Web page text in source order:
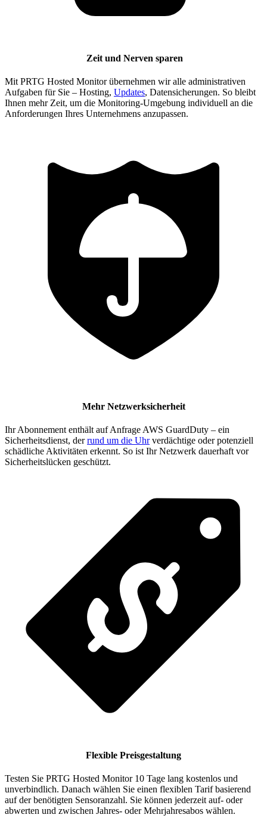
Zeit und Nerven sparen
Mit PRTG Hosted Monitor übernehmen wir alle administrativen
Aufgaben für Sie – Hosting, Updates, Datensicherungen. So bleibt
Ihnen mehr Zeit, um die Monitoring-Umgebung individuell an die
Anforderungen Ihres Unternehmens anzupassen.
Mehr Netzwerksicherheit
Ihr Abonnement enthält auf Anfrage AWS GuardDuty – ein
Sicherheitsdienst, derrund um die Uhrverdächtige oder potenziell
schädliche Aktivitäten erkennt. So ist Ihr Netzwerk dauerhaft vor
Sicherheitslücken geschützt.
Flexible Preisgestaltung
Testen Sie PRTG Hosted Monitor 10 Tage lang kostenlos und
unverbindlich. Danach wählen Sie einen flexiblen Tarif basierend
auf der benötigten Sensoranzahl. Sie können jederzeit auf- oder
abwerten und zwischen Jahres- oder Mehrjahresabos wählen.